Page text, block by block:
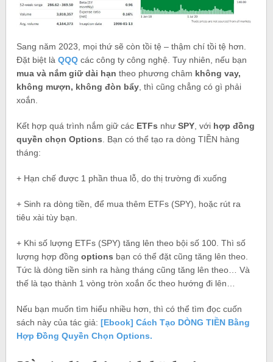
Sang năm 2023, mọi thứ sẽ còn tồi tệ – thậm chí tồi tệ hơn.
Đặt biệt làQQQ các công ty công nghệ. Tuy nhiên, nếu bạn
mua và nắm giữ dài hạn theo phương châm không vay,
không mượn, không đòn bẩy, thì cũng chẳng có gì phải
xoắn.
Kết hợp quá trình nắm giữ các ETFs nhưSPY, với hợp đồng
quyền chọn Options. Bạn có thể tạo ra dòng TIỀN hàng
tháng:
+ Hạn chế được 1 phần thua lỗ, do thị trường đi xuống
+ Sinh ra dòng tiền, để mua thêm ETFs (SPY), hoặc rút ra
tiêu xài tùy bạn.
+ Khi số lượng ETFs (SPY) tăng lên theo bội số 100. Thì số
lượng hợp đồngoptions bạn có thể đặt cũng tăng lên theo.
Tức là dòng tiền sinh ra hàng tháng cũng tăng lên theo… Và
thế là tạo thành 1 vòng tròn xoắn ốc theo hướng đi lên…
Nếu bạn muốn tìm hiểu nhiều hơn, thì có thể tìm đọc cuốn
sách này của tác giả:[Ebook] Cách Tạo DÒNG TIỀN Bằng
Hợp Đồng Quyền Chọn Options.